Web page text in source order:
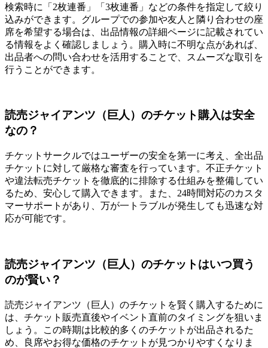
検索時に「2枚連番」「3枚連番」などの条件を指定して絞り
込みができます。グループでの参加や友人と隣り合わせの座
席を希望する場合は、出品情報の詳細ページに記載されてい
る情報をよく確認しましょう。購入時に不明な点があれば、
出品者への問い合わせを活用することで、スムーズな取引を
行うことができます。
読売ジャイアンツ（巨人）のチケット購入は安全
なの？
チケットサークルではユーザーの安全を第一に考え、全出品
チケットに対して厳格な審査を行っています。不正チケット
や違法転売チケットを徹底的に排除する仕組みを整備してい
るため、安心して購入できます。また、24時間対応のカスタ
マーサポートがあり、万が一トラブルが発生しても迅速な対
応が可能です。
読売ジャイアンツ（巨人）のチケットはいつ買う
のが賢い？
読売ジャイアンツ（巨人）のチケットを賢く購入するために
は、チケット販売直後やイベント直前のタイミングを狙いま
しょう。この時期は比較的多くのチケットが出品されるた
め、良席やお得な価格のチケットが見つかりやすくなりま